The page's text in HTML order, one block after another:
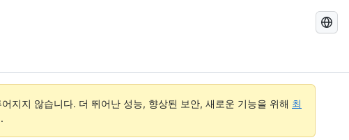
GitHub
색
지지 않습니다. 더 뛰어난 성능, 향상된 보안, 새로운 기능을 위해 최